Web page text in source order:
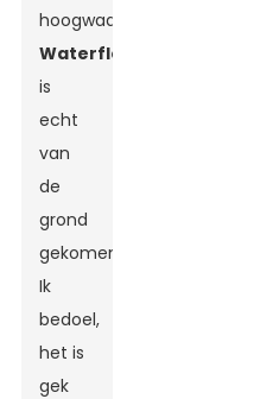
hoogwaardige
Waterfles
is
echt
van
de
grond
gekomen.
Ik
bedoel,
het is
gek